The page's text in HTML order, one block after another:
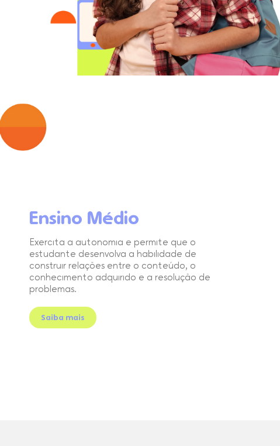
Ensino Médio
Exercita a autonomia e permite que o
estudante desenvolva a habilidade de
construir relações entre o conteúdo, o
conhecimento adquirido e a resolução de
problemas.
Saiba mais